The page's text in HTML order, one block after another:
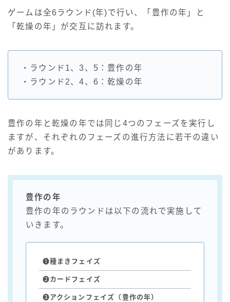
ゲームは全6ラウンド(年)で行い、「豊作の年」と
「乾燥の年」が交互に訪れます。
・ラウンド1、3、5：豊作の年
・ラウンド2、4、6：乾燥の年
豊作の年と乾燥の年では同じ4つのフェーズを実行し
ますが、それぞれのフェーズの進行方法に若干の違い
があります。
豊作の年
豊作の年のラウンドは以下の流れで実施して
いきます。
❶種まきフェイズ
❷カード フェイズ
❸アクション フェイズ （豊作の年）